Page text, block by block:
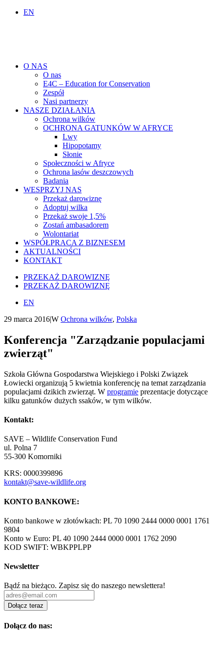
EN
O NAS
O nas
E4C – Education for Conservation
Zespół
Nasi partnerzy
NASZE DZIAŁANIA
Ochrona wilków
OCHRONA GATUNKÓW W AFRYCE
Lwy
Hipopotamy
Słonie
Społeczności w Afryce
Ochrona lasów deszczowych
Badania
WESPRZYJ NAS
Przekaż darowiznę
Adoptuj wilka
Przekaż swoje 1,5%
Zostań ambasadorem
Wolontariat
WSPÓŁPRACA Z BIZNESEM
AKTUALNOŚCI
KONTAKT
PRZEKAŻ DAROWIZNĘ
PRZEKAŻ DAROWIZNĘ
EN
29 marca 2016|W Ochrona wilków, Polska
Konferencja "Zarządzanie populacjami
zwierząt"
Szkoła Główna Gospodarstwa Wiejskiego i Polski Związek
Łowiecki organizują 5 kwietnia konferencję na temat zarządzania
populacjami dzikich zwierząt. W programie prezentacje dotyczące
kilku gatunków dużych ssaków, w tym wilków.
Kontakt:
SAVE – Wildlife Conservation Fund
ul. Polna 7
55-300 Komorniki
KRS: 0000399896
kontakt@save-wildlife.org
KONTO BANKOWE:
Konto bankowe w złotówkach: PL 70 1090 2444 0000 0001 1761
9804
Konto w Euro: PL 40 1090 2444 0000 0001 1762 2090
KOD SWIFT: WBKPPLPP
Newsletter
Bądź na bieżąco. Zapisz się do naszego newslettera!
Dołącz teraz
Dołącz do nas: